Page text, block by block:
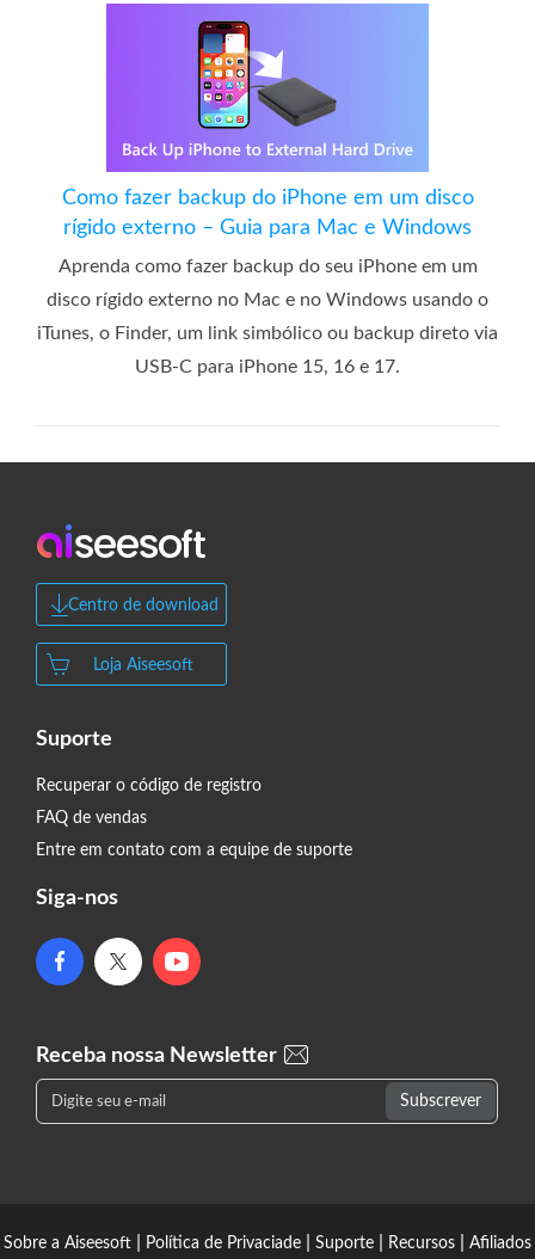
Como fazer backup do iPhone em um disco
rígido externo – Guia para Mac e Windows
Aprenda como fazer backup do seu iPhone em um
disco rígido externo no Mac e no Windows usando o
iTunes, o Finder, um link simbólico ou backup direto via
USB-C para iPhone 15, 16 e 17.
Centro de download
Loja Aiseesoft
Suporte
Recuperar o código de registro
FAQ de vendas
Entre em contato com a equipe de suporte
Siga-nos
Receba nossa Newsletter
Sobre a Aiseesoft Política de Privaciade Suporte Recursos Afiliados